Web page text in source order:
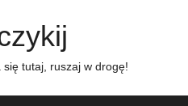
tutaj, ruszaj w drogę!